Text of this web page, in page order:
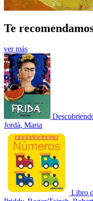
Te
ver más
Jordà, Maria
Libro